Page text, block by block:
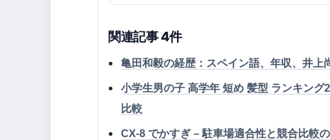
関連記事 4件
亀田和毅の経歴：スペイン語、年収、井上
小学生男の子 高学年 短め 髪型 ランキン
比較
CX-8 でかすぎ – 駐車場適合性と競合比較